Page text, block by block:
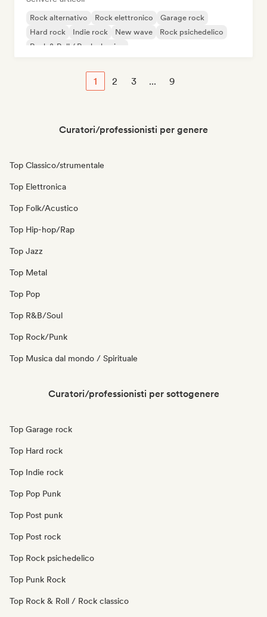
Rock alternativo Rock elettronico
Garage rock
Hard rock
Indie rock New wave
Rock psichedelico
Rock & Roll / Rock classico
1 2 3 ... 9
Curatori/professionisti per genere
Top Classico/strumentale
Top Elettronica
Top Folk/Acustico
Top Hip-hop/Rap
Top Jazz
Top Metal
Top Pop
Top R&B/Soul
Top Rock/Punk
Top Musica dal mondo / Spirituale
Curatori/professionisti per sottogenere
Top Garage rock
Top Hard rock
Top Indie rock
Top Pop Punk
Top Post punk
Top Post rock
Top Rock psichedelico
Top Punk Rock
Top Rock & Roll / Rock classico